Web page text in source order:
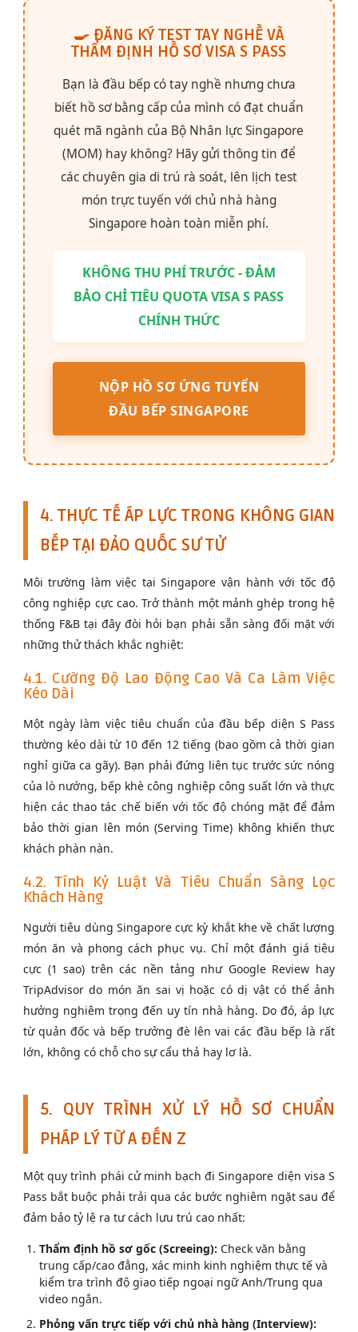
🍳 ĐĂNG KÝ TEST TAY NGHỀ VÀ
THẨM ĐỊNH HỒ SƠ VISA S PASS
Bạn là đầu bếp có tay nghề nhưng chưa
biết hồ sơ bằng cấp của mình có đạt chuẩn
quét mã ngành của Bộ Nhân lực Singapore
(MOM) hay không? Hãy gửi thông tin để
các chuyên gia di trú rà soát, lên lịch test
món trực tuyến với chủ nhà hàng
Singapore hoàn toàn miễn phí.
KHÔNG THU PHÍ TRƯỚC - ĐẢM
BẢO CHỈ TIÊU QUOTA VISA S PASS
CHÍNH THỨC
NỘP HỒ SƠ ỨNG TUYỂN
ĐẦU BẾP SINGAPORE
4. THỰC TẾ ÁP LỰC TRONG KHÔNG GIAN
BẾP TẠI ĐẢO QUỐC SƯ TỬ
Môi trường làm việc tại Singapore vận hành với tốc độ
công nghiệp cực cao. Trở thành một mảnh ghép trong hệ
thống F&B tại đây đòi hỏi bạn phải sẵn sàng đối mặt với
những thử thách khắc nghiệt:
4.1. Cường Độ Lao Động Cao Và Ca Làm Việc
Kéo Dài
Một ngày làm việc tiêu chuẩn của đầu bếp diện S Pass
thường kéo dài từ 10 đến 12 tiếng (bao gồm cả thời gian
nghỉ giữa ca gãy). Bạn phải đứng liên tục trước sức nóng
của lò nướng, bếp khè công nghiệp công suất lớn và thực
hiện các thao tác chế biến với tốc độ chóng mặt để đảm
bảo thời gian lên món (Serving Time) không khiến thực
khách phàn nàn.
4.2. Tính Kỷ Luật Và Tiêu Chuẩn Sàng Lọc
Khách Hàng
Người tiêu dùng Singapore cực kỳ khắt khe về chất lượng
món ăn và phong cách phục vụ. Chỉ một đánh giá tiêu
cực (1 sao) trên các nền tảng như Google Review hay
TripAdvisor do món ăn sai vị hoặc có dị vật có thể ảnh
hưởng nghiêm trọng đến uy tín nhà hàng. Do đó, áp lực
từ quản đốc và bếp trưởng đè lên vai các đầu bếp là rất
lớn, không có chỗ cho sự cẩu thả hay lơ là.
5. QUY TRÌNH XỬ LÝ HỒ SƠ CHUẨN
PHÁP LÝ TỪ A ĐẾN Z
Một quy trình phái cử minh bạch đi Singapore diện visa S
Pass bắt buộc phải trải qua các bước nghiêm ngặt sau để
đảm bảo tỷ lệ ra tư cách lưu trú cao nhất:
Thẩm định hồ sơ gốc (Screeing): Check văn bằng
trung cấp/cao đẳng, xác minh kinh nghiệm thực tế và
kiểm tra trình độ giao tiếp ngoại ngữ Anh/Trung qua
video ngắn.
Phỏng vấn trực tiếp với chủ nhà hàng (Interview):